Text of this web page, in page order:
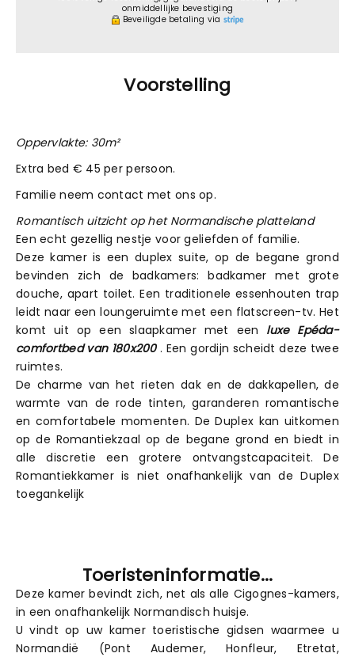
onmiddellijke bevestiging
Beveiligde betaling via
Voorstelling
Oppervlakte: 30m²
Extra bed € 45 per persoon.
Familie neem contact met ons op.
Romantisch uitzicht op het Normandische platteland
Een echt gezellig nestje voor geliefden of familie.
Deze kamer is een duplex suite, op de begane grond
bevinden zich de badkamers: badkamer met grote
douche, apart toilet. Een traditionele essenhouten trap
leidt naar een loungeruimte met een flatscreen-tv. Het
komt uit op een slaapkamer met een luxe Epéda-
comfortbed van 180x200. Een gordijn scheidt deze twee
ruimtes.
De charme van het rieten dak en de dakkapellen, de
warmte van de rode tinten, garanderen romantische
en comfortabele momenten. De Duplex kan uitkomen
op de Romantiekzaal op de begane grond en biedt in
alle discretie een grotere ontvangstcapaciteit. De
Romantiekkamer is niet onafhankelijk van de Duplex
toegankelijk
Toeristeninformatie...
Deze kamer bevindt zich, net als alle Cigognes-kamers,
in een onafhankelijk Normandisch huisje.
U vindt op uw kamer toeristische gidsen waarmee u
Normandië (Pont Audemer, Honfleur, Etretat,